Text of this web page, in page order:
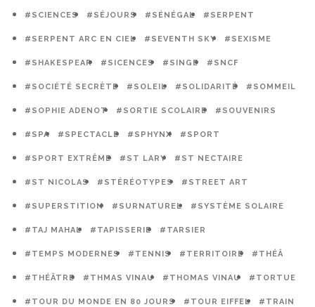
#SCIENCES #SÉJOURS #SÉNÉGAL #SERPENT
#SERPENT ARC EN CIEL #SEVENTH SKY #SEXISME
#SHAKESPEAR #SICENCES #SINGE #SNCF
#SOCIÉTÉ SECRÈTE #SOLEIL #SOLIDARITÉ #SOMMEIL
#SOPHIE ADENOT #SORTIE SCOLAIRE #SOUVENIRS
#SPA #SPECTACLE #SPHYNX #SPORT
#SPORT EXTRÊME #ST LARY #ST NECTAIRE
#ST NICOLAS #STÉRÉOTYPES #STREET ART
#SUPERSTITION #SURNATUREL #SYSTÈME SOLAIRE
#TAJ MAHAL #TAPISSERIE #TARSIER
#TEMPS MODERNES #TENNIS #TERRITOIRE #THÉÂ
#THÉÂTRE #THMAS VINAU #THOMAS VINAU #TORTUE
#TOUR DU MONDE EN 80 JOURS #TOUR EIFFEL #TRAIN